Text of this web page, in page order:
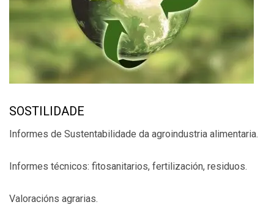
SOSTILIDADE
Informes de Sustentabilidade da agroindustria alimentaria.
Informes técnicos: fitosanitarios, fertilización, residuos.
Valoracións agrarias.